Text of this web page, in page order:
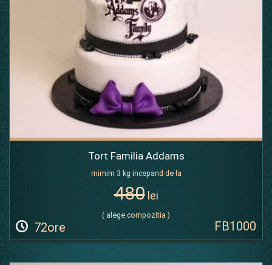
Tort Familia Addams
mimim 3 kg incepand de la
480lei
( alege compozitia )
72ore FB1000